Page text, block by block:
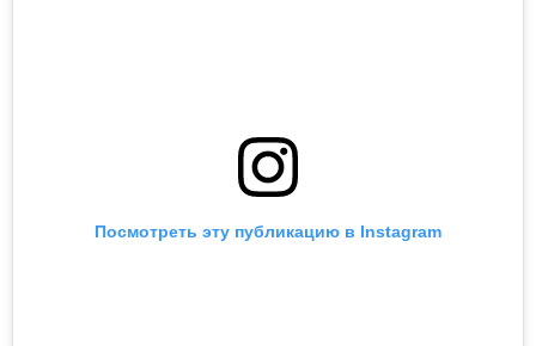
Посмотреть эту публикацию в Instagram